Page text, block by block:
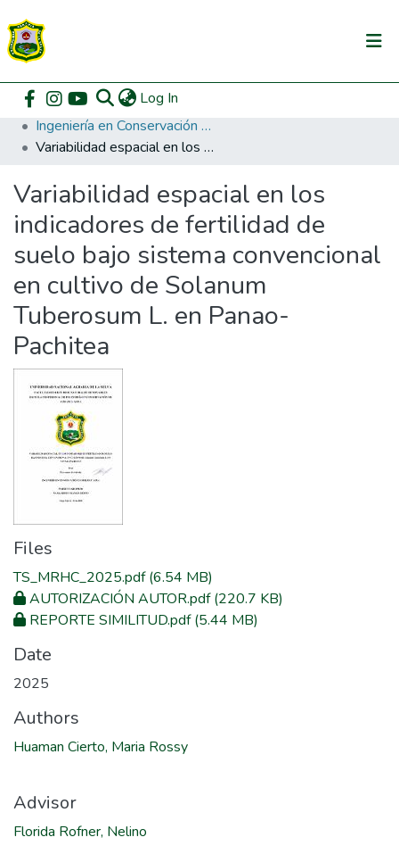
Log In
Communities & Collections
All of DSpace
Home Pregrado
Ingeniería en Conservación de Suelos y Agua
Variabilidad espacial en los indicadores de fertilidad de suelo bajo sistema convencional en cultivo de Solanum Tuberosum L. en Panao- Pachitea
Variabilidad espacial en los
indicadores de fertilidad de
suelo bajo sistema convencional
en cultivo de Solanum
Tuberosum L. en Panao-
Pachitea
Files
TS_MRHC_2025.pdf(6.54 MB)
AUTORIZACIÓN AUTOR.pdf(220.7 KB)
REPORTE SIMILITUD.pdf(5.44 MB)
Date
2025
Authors
Huaman Cierto, Maria Rossy
Advisor
Florida Rofner, Nelino